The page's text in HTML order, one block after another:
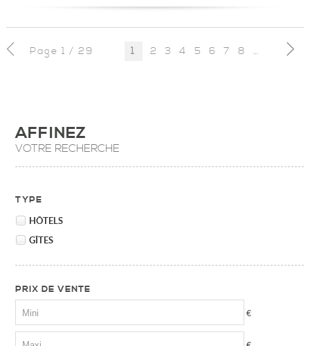
Page 1 / 29 1 2 3 4 5 6 7 8 9
AFFINEZ
VOTRE RECHERCHE
TYPE
HÔTELS
GÎTES
PRIX DE VENTE
€